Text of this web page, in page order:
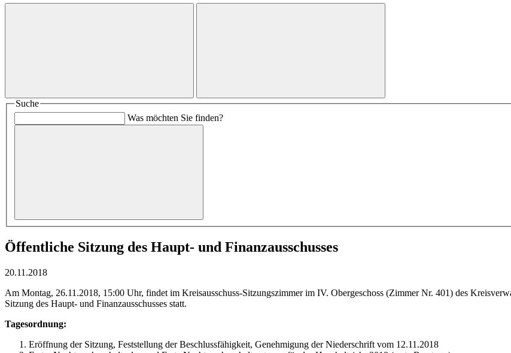
Suche
Was möchten Sie finden?
Öffentliche Sitzung des Haupt- und Finanzausschusses
20.11.2018
Am Montag, 26.11.2018, 15:00 Uhr, findet im Kreisausschuss-Sitzungszimmer im IV. Obergeschoss (Zimmer Nr. 401) des
Sitzung des Haupt- und Finanzausschusses statt.
Tagesordnung:
Eröffnung der Sitzung, Feststellung der Beschlussfähigkeit, Genehmigung der Niederschrift vom 12.11.2018